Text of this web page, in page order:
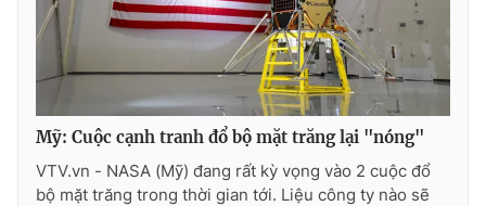
® Cấm sao chép dưới mọi hình thức nếu không có sự chấp
thuận bằng văn bản. Ghi rõ nguồn VTV.vn khi phát hành lại
thông tin từ website này.
Mỹ: Cuộc cạnh tranh đổ bộ mặt trăng lại "nóng"
VTV.vn - NASA (Mỹ) đang rất kỳ vọng vào 2 cuộc đổ
bộ mặt trăng trong thời gian tới. Liệu công ty nào sẽ